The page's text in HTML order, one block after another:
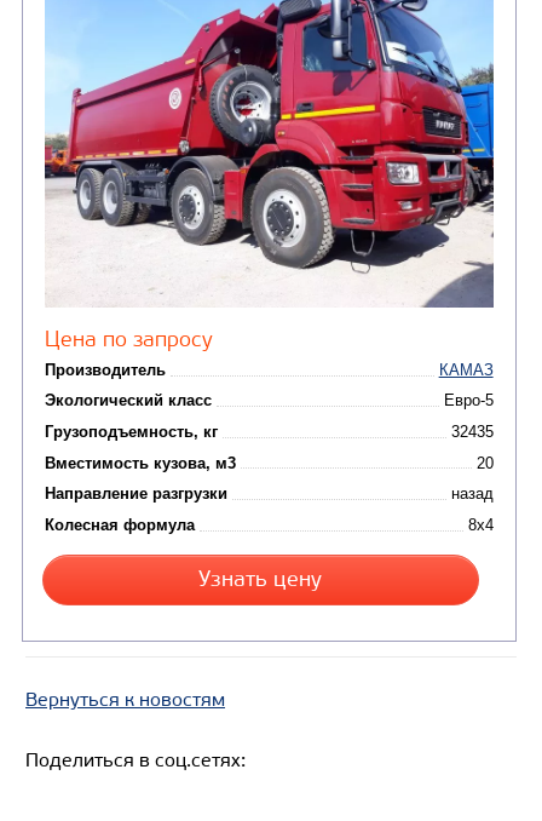
САМОСВАЛ КАМАЗ-6580
Цена по запросу
Грузоподъемность, кг
Вернуться к новостям
Поделиться в соц.сетях: